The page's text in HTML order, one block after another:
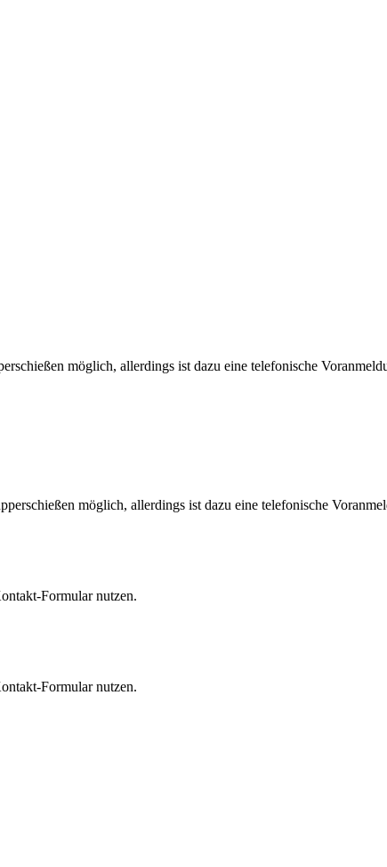
möglich, allerdings ist dazu eine telefonische
möglich, allerdings ist dazu eine telefonische
Formular nutzen.
Formular nutzen.